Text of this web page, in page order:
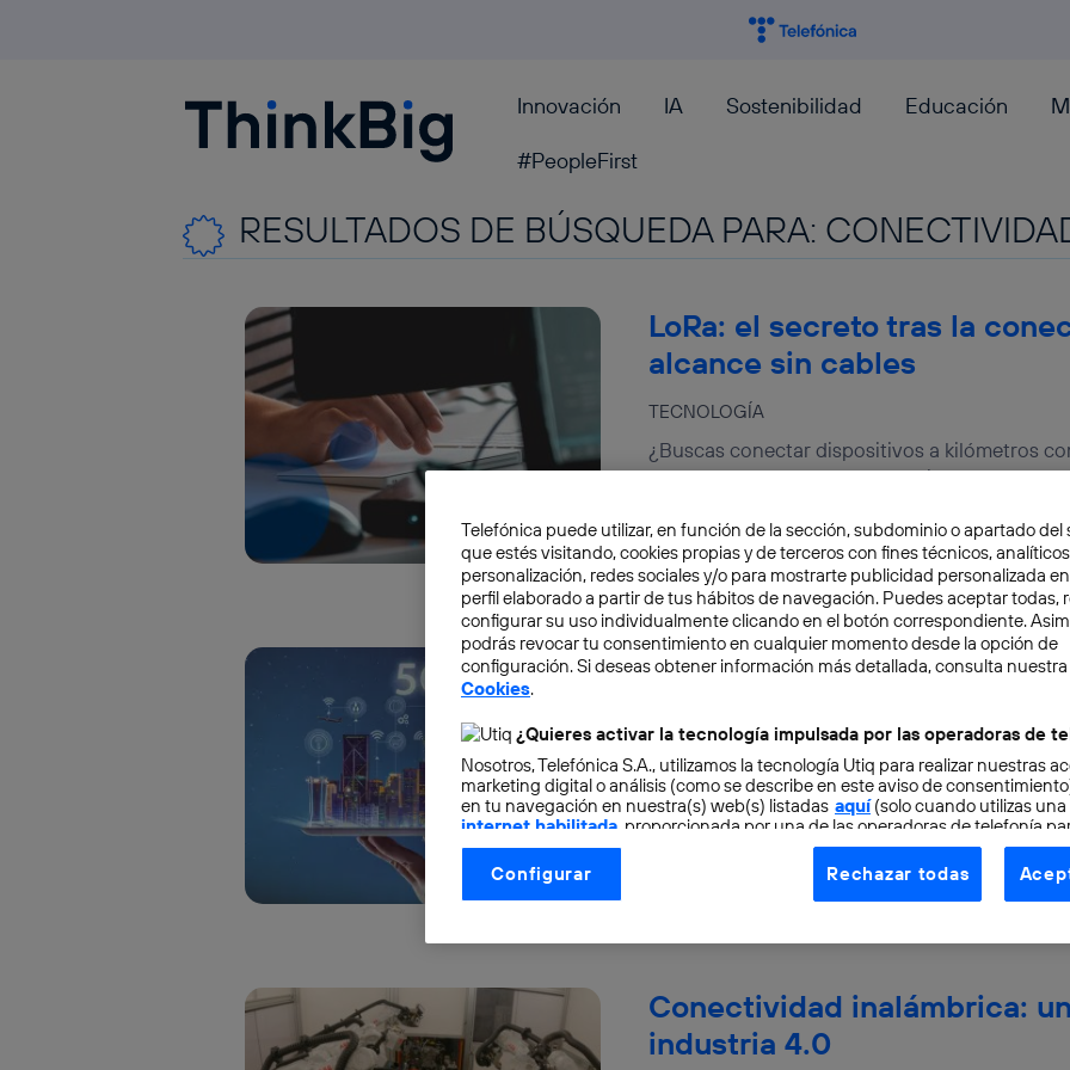
Blogthinkbig.com Innovación IA Sostenibilidad Educación
#PeopleFirst
RESULTADOS DE BÚSQUEDA PARA:
TECNOLOGÍA
LoRa: el secreto tras la
alcance sin cables
¿Buscas conectar dispositivos a kilómetros
respuesta. Descubre sus ventajas y cómo
4 retos de la conectividad
Los últimos años han sido de transformación
telecomunicaciones. El 5G se despliega poco
antenas...
Conectividad inalámbrica:
industria 4.0
Telefónica puede utilizar, en función de la sección, subdominio o apartado del
que estés visitando, cookies propias y de terceros con fines técnicos,
personalización, redes sociales y/o para mostrarte publicidad personalizada
perfil elaborado a partir de tus hábitos de navegación. Puedes aceptar todas,
configurar su uso individualmente clicando en el botón correspondiente.
podrás revocar tu consentimiento en cualquier momento desde la opción de
configuración. Si deseas obtener información más detallada, consulta nuestra
Cookies.
¿Quieres activar la tecnología impulsada por las operadoras de
Nosotros, Telefónica S.A., utilizamos la tecnología Utiq para realizar nuestras
marketing digital o análisis (como se describe en este aviso de
en tu navegación en nuestra(s) web(s) listadas aquí(solo cuando utilizas una
internet habilitada , proporcionada por una de las operadoras de telefonía
otorgas tu consentimiento en cada página web).
La tecnología Utiq está diseñada con la privacidad como prioridad
control.
Este identificador se asigna a la conexión de internet, por lo que cualquier
conecte su dispositivo y consienta el uso de la tecnología recibirá el mismo
Típicamente:
Configurar Rechazar todas